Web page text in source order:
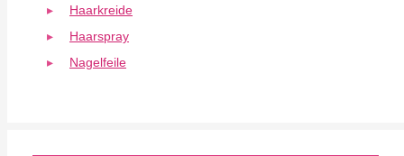
Haarkreide
Haarspray
Nagelfeile